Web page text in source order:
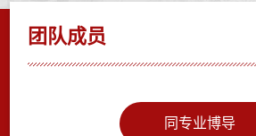
团队成员
同专业博导